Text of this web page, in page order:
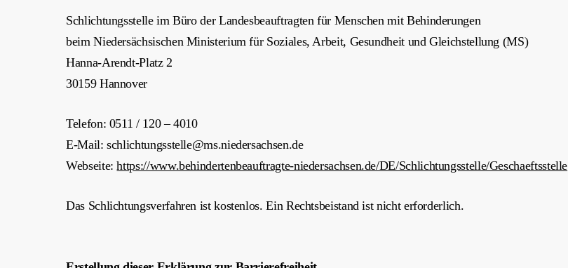
Schlichtungsstelle im Büro der Landesbeauftragten für Menschen mit Behinderungen
beim Niedersächsischen Ministerium für Soziales, Arbeit, Gesundheit und Gleichstellung (MS)
Hanna-Arendt-Platz 2
30159 Hannover
Telefon: 0511 / 120 – 4010
E-Mail: schlichtungsstelle@ms.niedersachsen.de
Webseite:https://www.behindertenbeauftragte-niedersachsen.de/DE/Schlichtungsstelle/Geschaeftsstelle
Das Schlichtungsverfahren ist kostenlos. Ein Rechtsbeistand ist nicht erforderlich.